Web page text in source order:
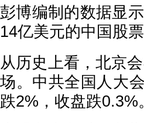
彭博编制的数据显
14亿美元的中国股
从历史上看，北京
场。中共全国人大
跌2%，收盘跌0.3%